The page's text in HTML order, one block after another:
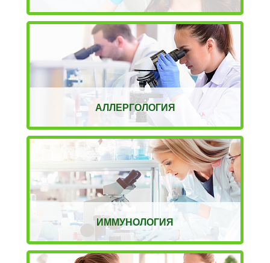
АЛЛЕРГОЛОГИЯ
ИММУНОЛОГИЯ